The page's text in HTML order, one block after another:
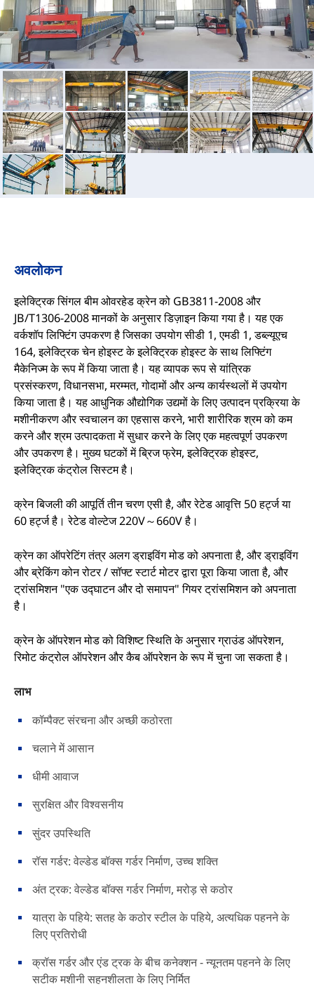
अवलोकन
इलेक्ट्रिक सिंगल बीम ओवरहेड क्रेन को GB3811-2008 और
JB/T1306-2008 मानकों के अनुसार डिज़ाइन किया गया है। यह एक
वर्कशॉप लिफ्टिंग उपकरण है जिसका उपयोग सीडी 1, एमडी 1, डब्ल्यूएच
164, इलेक्ट्रिक चेन होइस्ट के इलेक्ट्रिक होइस्ट के साथ लिफ्टिंग
मैकेनिज्म के रूप में किया जाता है। यह व्यापक रूप से यांत्रिक
प्रसंस्करण, विधानसभा, मरम्मत, गोदामों और अन्य कार्यस्थलों में उपयोग
किया जाता है। यह आधुनिक औद्योगिक उद्यमों के लिए उत्पादन प्रक्रिया के
मशीनीकरण और स्वचालन का एहसास करने, भारी शारीरिक श्रम को कम
करने और श्रम उत्पादकता में सुधार करने के लिए एक महत्वपूर्ण उपकरण
और उपकरण है। मुख्य घटकों में ब्रिज फ्रेम, इलेक्ट्रिक होइस्ट,
इलेक्ट्रिक कंट्रोल सिस्टम है।
क्रेन बिजली की आपूर्ति तीन चरण एसी है, और रेटेड आवृत्ति 50 हर्ट्ज या
60 हर्ट्ज है। रेटेड वोल्टेज 220V～660V है।
क्रेन का ऑपरेटिंग तंत्र अलग ड्राइविंग मोड को अपनाता है, और ड्राइविंग
और ब्रेकिंग कोन रोटर / सॉफ्ट स्टार्ट मोटर द्वारा पूरा किया जाता है, और
ट्रांसमिशन "एक उद्घाटन और दो समापन" गियर ट्रांसमिशन को अपनाता
है।
क्रेन के ऑपरेशन मोड को विशिष्ट स्थिति के अनुसार ग्राउंड ऑपरेशन,
रिमोट कंट्रोल ऑपरेशन और कैब ऑपरेशन के रूप में चुना जा सकता है।
लाभ
कॉम्पैक्ट संरचना और अच्छी कठोरता
चलाने में आसान
धीमी आवाज
सुरक्षित और विश्वसनीय
सुंदर उपस्थिति
रॉस गर्डर: वेल्डेड बॉक्स गर्डर निर्माण, उच्च शक्ति
अंत ट्रक: वेल्डेड बॉक्स गर्डर निर्माण, मरोड़ से कठोर
यात्रा के पहिये: सतह के कठोर स्टील के पहिये, अत्यधिक पहनने के
लिए प्रतिरोधी
क्रॉस गर्डर और एंड ट्रक के बीच कनेक्शन - न्यूनतम पहनने के लिए
सटीक मशीनी सहनशीलता के लिए निर्मित